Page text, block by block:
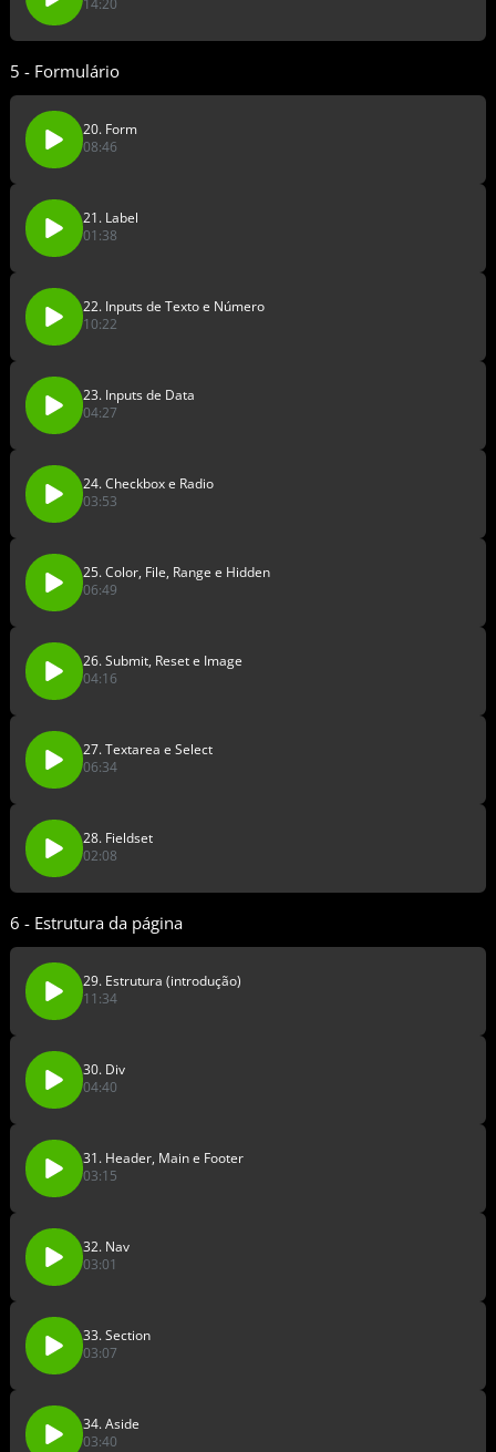
5 - Formulário
20. Form
08:46
21. Label
01:38
22. Inputs de Texto e Número
10:22
23. Inputs de Data
04:27
24. Checkbox e Radio
03:53
25. Color, File, Range e Hidden
06:49
26. Submit, Reset e Image
04:16
27. Textarea e Select
06:34
28. Fieldset
02:08
6 - Estrutura da página
29. Estrutura (introdução)
11:34
30. Div
04:40
31. Header, Main e Footer
03:15
32. Nav
03:01
33. Section
03:07
34. Aside
03:40